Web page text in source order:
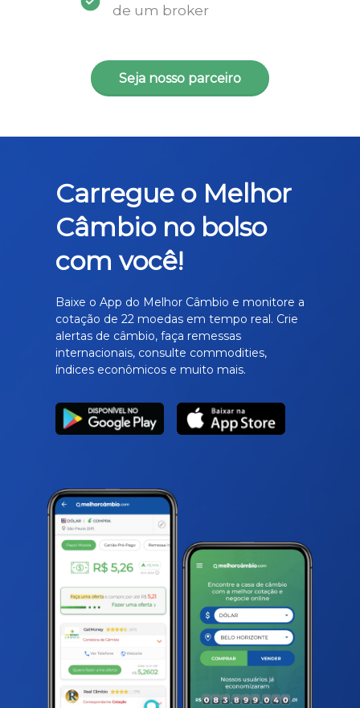
de um broker
Seja nosso parceiro
Carregue o Melhor
Câmbio no bolso
com você!
Baixe o App do Melhor Câmbio e monitore a
cotação de 22 moedas em tempo real. Crie
alertas de câmbio, faça remessas
internacionais, consulte commodities,
índices econômicos e muito mais.